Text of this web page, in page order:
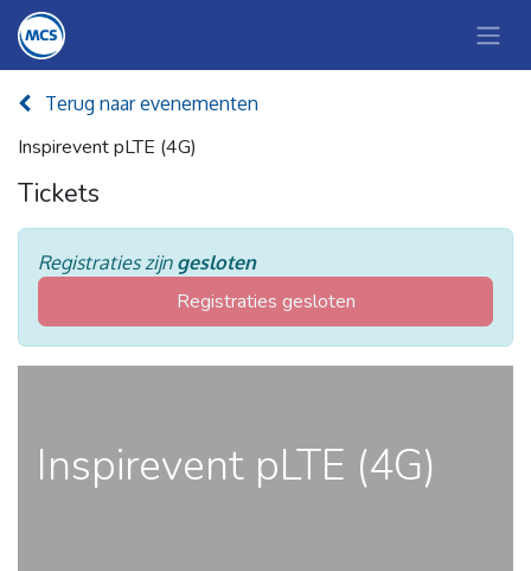
Terug naar evenementen
Inspirevent pLTE (4G)
Tickets
Registraties zijn gesloten
Registraties gesloten
Inspirevent pLTE (4G)